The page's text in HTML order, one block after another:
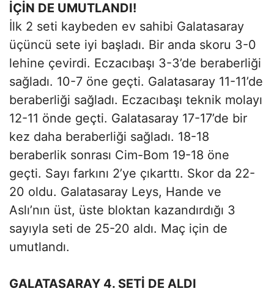
İÇİN DE UMUTLANDI!
İlk 2 seti kaybeden ev sahibi Galatasaray
üçüncü sete iyi başladı. Bir anda skoru 3-0
lehine çevirdi. Eczacıbaşı 3-3’de beraberliği
sağladı. 10-7 öne geçti. Galatasaray 11-11’de
beraberliği sağladı. Eczacıbaşı teknik molayı
12-11 önde geçti. Galatasaray 17-17’de bir
kez daha beraberliği sağladı. 18-18
beraberlik sonrası Cim-Bom 19-18 öne
geçti. Sayı farkını 2’ye çıkarttı. Skor da 22-
20 oldu. Galatasaray Leys, Hande ve
Aslı’nın üst, üste bloktan kazandırdığı 3
sayıyla seti de 25-20 aldı. Maç için de
umutlandı.
GALATASARAY 4. SETİ DE ALDI